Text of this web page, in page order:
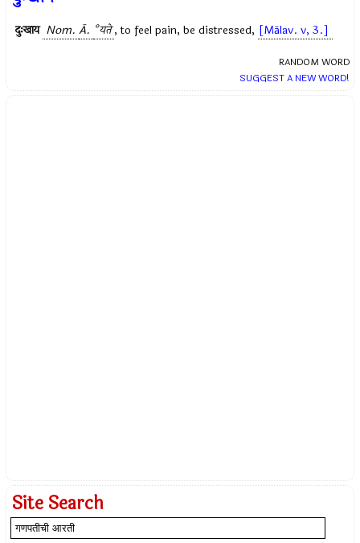
दुःखाय Nom. Ā. °यते , to feel pain, be distressed, [Mālav. v, 3.]
RANDOM WORD
SUGGEST A NEW WORD!
Site Search